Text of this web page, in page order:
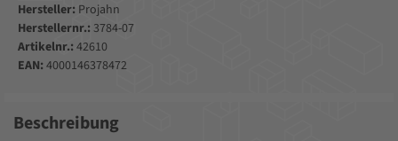
Hersteller: Projahn
Herstellernr.: 3784-07
Artikelnr.: 42610
EAN: 4000146378472
Beschreibung